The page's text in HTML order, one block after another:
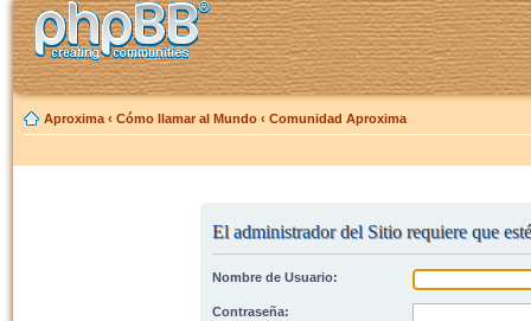
Aproxima ‹ Cómo llamar al Mundo ‹ Comunidad Aproxima
El administrador del Sitio requiere que
Nombre de Usuario:
Contraseña: